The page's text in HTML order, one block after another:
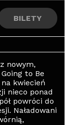
BILETY
nowym,
to Be
kwiecień
nieco ponad
powróci do
Naładowani